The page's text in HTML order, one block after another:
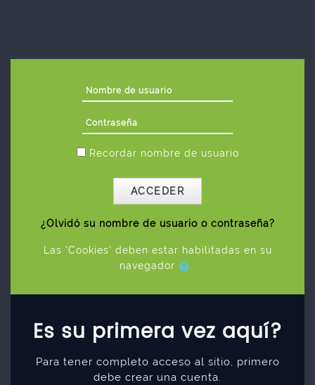
Nombre de usuario
Recordar nombre de usuario
ACCEDER
¿Olvidó su nombre de usuario o contraseña?
Las 'Cookies' deben estar habilitadas en su
navegador
Es su primera vez aquí?
Para tener completo acceso al sitio, primero
debe crear una cuenta.